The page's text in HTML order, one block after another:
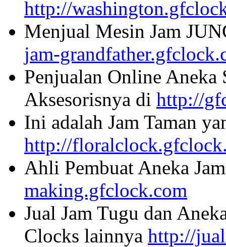
http://
Menjual Mesin Jam
jam-
Penjualan Online Aneka
Aksesorisnya di http://
Ini adalah Jam Taman
http://
Ahli Pembuat Aneka
making.gfclock.com
Jual Jam Tugu dan
Clocks lainnya http://